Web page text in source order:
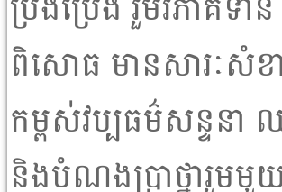
ប្រឹងប្រែង រួមវិភាគទ
ពិសោធ មានសារៈសំខ
កម្ពស់វប្បធម៌សន្ទនា
និងបំណងប្រាថ្នារួមមួ